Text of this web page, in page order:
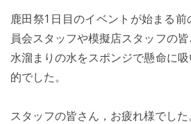
鹿田祭1日目のイベントが始まる
員会スタッフや模擬店スタッフの
水溜まりの水をスポンジで懸命に
的でした。
スタッフの皆さん，お疲れ様でした。